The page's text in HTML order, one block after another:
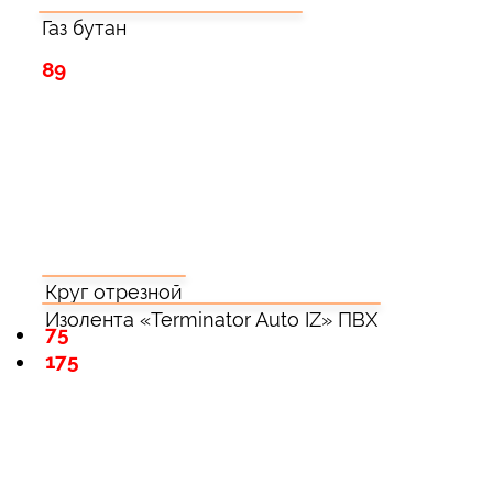
Газ бутан
89
Изолента «Terminator Auto IZ» ПВХ
175
Круг отрезной
75